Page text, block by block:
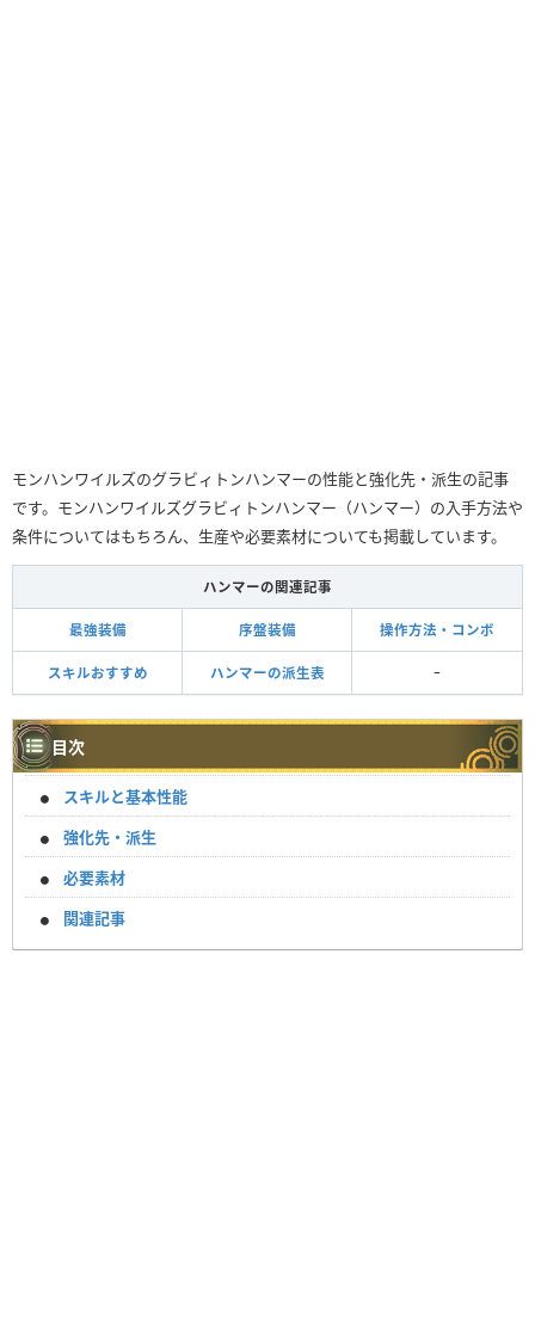
モンハンワイルズのグラビィトンハンマーの性能と強化先・派生の記事
です。モンハンワイルズグラビィトンハンマー（ハンマー）の入手方法や
条件についてはもちろん、生産や必要素材についても掲載しています。
ハンマーの関連記事
最強装備 序盤装備 操作方法・コンボ
スキルおすすめ ハンマーの派生表 ｰ
目次
スキルと基本性能
強化先・派生
必要素材
関連記事